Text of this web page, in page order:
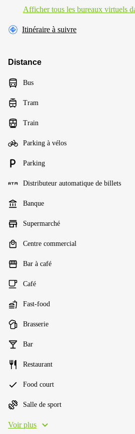
Afficher tous les bureaux virtuels
Itinéraire à suivre
Distance
Bus
Tram
Train
Parking à vélos
Parking
Distributeur automatique de billets
Banque
Supermarché
Centre commercial
Bar à café
Café
Fast-food
Brasserie
Bar
Restaurant
Food court
Salle de sport
Voir plus